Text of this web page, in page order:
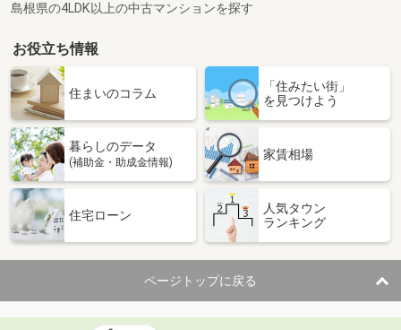
島根県の4LDK以上の中古マンションを探す
お役立ち情報
住まいのコラム
「住みたい街」
を見つけよう
暮らしのデータ
(補助金・助成金情報)
家賃相場
住宅ローン
人気タウン
ランキング
ページトップに戻る